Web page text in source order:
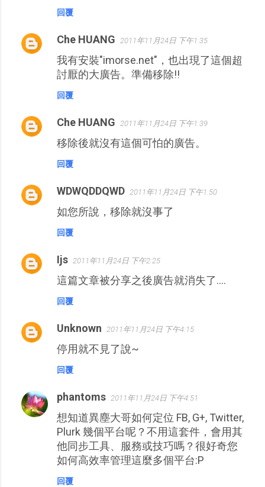
回覆
Che HUANG 2011年11月24日 下午1:35
我有安裝"imorse.net"，也出現了這個超
討厭的大廣告。準備移除!!
回覆
Che HUANG 2011年11月24日 下午1:39
移除後就沒有這個可怕的廣告。
回覆
WDWQDDQWD 2011年11月24日 下午1:50
如您所說，移除就沒事了
回覆
Ijs 2011年11月24日 下午2:25
這篇文章被分享之後廣告就消失了....
回覆
Unknown 2011年11月24日 下午4:15
停用就不見了說~
回覆
phantoms 2011年11月24日 下午4:51
想知道異塵大哥如何定位 FB, G+, Twitter,
Plurk 幾個平台呢？不用這套件，會用其
他同步工具、服務或技巧嗎？很好奇您
如何高效率管理這麼多個平台:P
回覆